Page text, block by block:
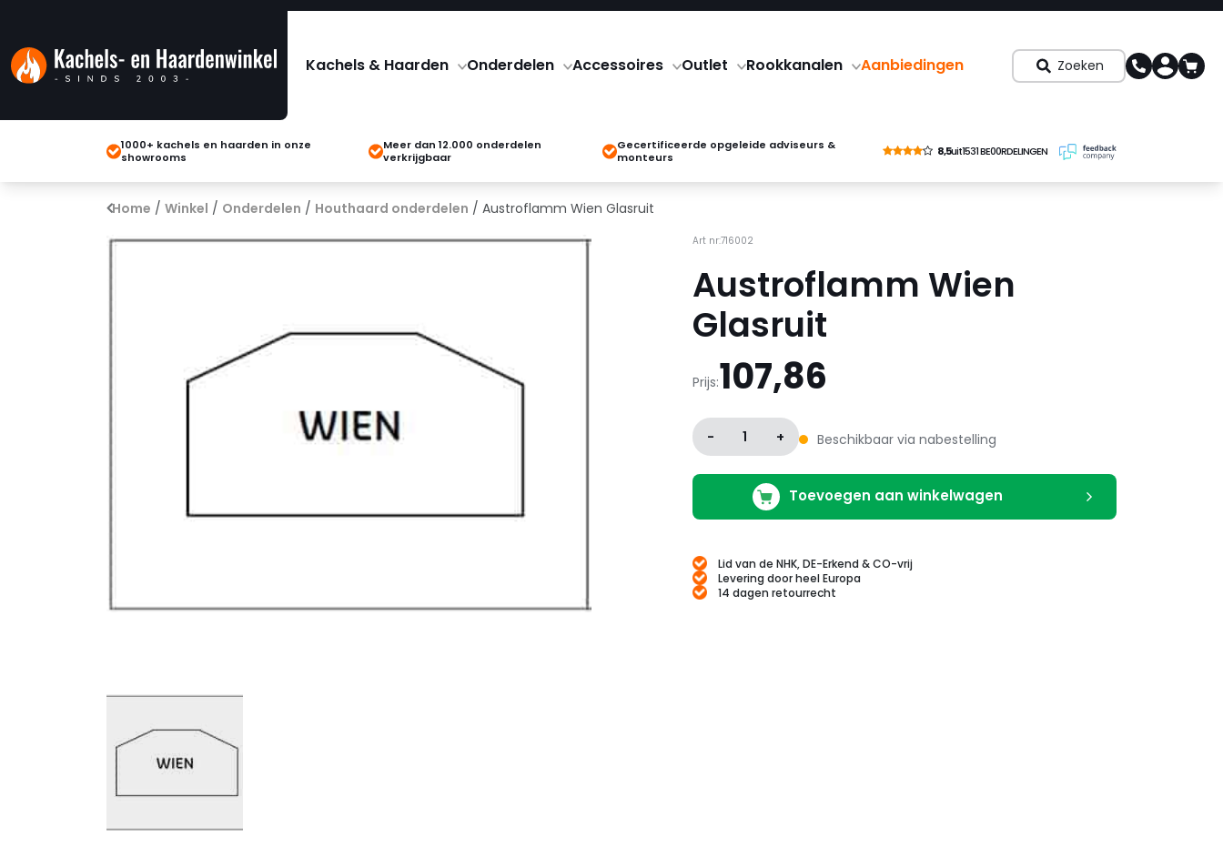
Kachels & Haarden Onderdelen Accessoires Outlet Rookkanalen Aanbiedingen Zoeken
1000+ kachels en haarden in onze
showrooms
Meer dan 12.000 onderdelen
verkrijgbaar
Gecertificeerde opgeleide adviseurs &
monteurs
8,5uit1531 BE00RDELINGEN
Home / Winkel / Onderdelen / Houthaard onderdelen / Austroflamm Wien Glasruit
Art nr:716002
Austroflamm Wien
Glasruit
Prijs:107,86
- 1 + Beschikbaar via nabestelling
Toevoegen aan winkelwagen
Lid van de NHK, DE-Erkend & CO-vrij
Levering door heel Europa
14 dagen retourrecht